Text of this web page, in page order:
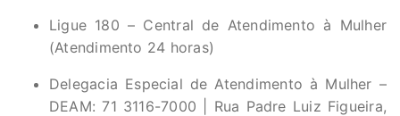
Ligue 180 – Central de Atendimento à Mulher
(Atendimento 24 horas)
Delegacia Especial de Atendimento à Mulher –
DEAM: 71 3116-7000 | Rua Padre Luiz Figueira,